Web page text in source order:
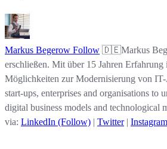
Markus Begerow Follow 🇩🇪Markus
erschließen. Mit über 15 Jahren
Möglichkeiten zur Modernisierung von
start-ups, enterprises and organisations
digital business models and technological
via: LinkedIn (Follow) | Twitter|